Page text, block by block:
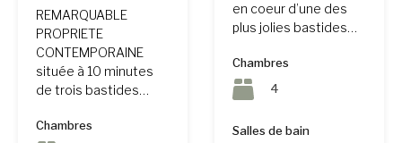
REMARQUABLE
PROPRIETE
CONTEMPORAINE
située à 10 minutes
de trois bastides…
Chambres
en coeur d’une des
plus jolies bastides…
Chambres
4
Salles de bain